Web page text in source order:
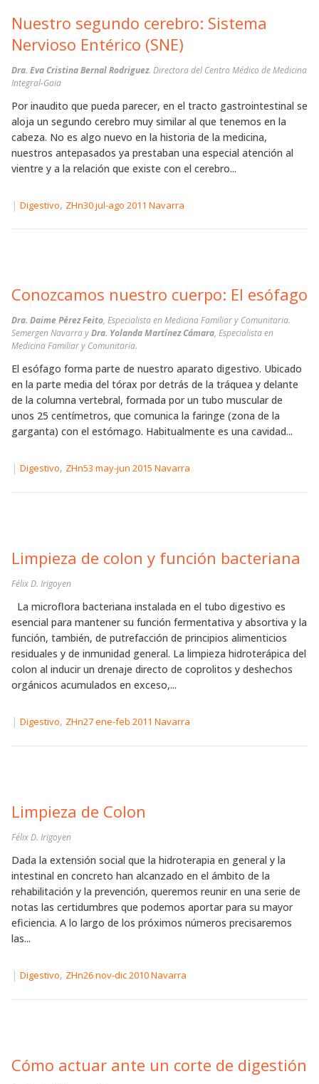
Nuestro segundo cerebro: Sistema
Nervioso Entérico (SNE)
Dra. Eva Cristina Bernal Rodriguez. Directora del Centro Médico de Medicina
Integral-Gaia
Por inaudito que pueda parecer, en el tracto gastrointestinal se
aloja un segundo cerebro muy similar al que tenemos en la
cabeza. No es algo nuevo en la historia de la medicina,
nuestros antepasados ya prestaban una especial atención al
vientre y a la relación que existe con el cerebro...
| Digestivo, ZHn30 jul-ago 2011 Navarra
Conozcamos nuestro cuerpo: El esófago
Dra. Daime Pérez Feito, Especialista en Medicina Familiar y Comunitaria.
Semergen Navarra yDra. Yolanda Martínez Cámara, Especialista en
Medicina Familiar y Comunitaria.
El esófago forma parte de nuestro aparato digestivo. Ubicado
en la parte media del tórax por detrás de la tráquea y delante
de la columna vertebral, formada por un tubo muscular de
unos 25 centímetros, que comunica la faringe (zona de la
garganta) con el estómago. Habitualmente es una cavidad...
| Digestivo, ZHn53 may-jun 2015 Navarra
Limpieza de colon y función bacteriana
Félix D. Irigoyen
La microflora bacteriana instalada en el tubo digestivo es
esencial para mantener su función fermentativa y absortiva y la
función, también, de putrefacción de principios alimenticios
residuales y de inmunidad general. La limpieza hidroterápica del
colon al inducir un drenaje directo de coprolitos y deshechos
orgánicos acumulados en exceso,...
| Digestivo, ZHn27 ene-feb 2011 Navarra
Limpieza de Colon
Félix D. Irigoyen
Dada la extensión social que la hidroterapia en general y la
intestinal en concreto han alcanzado en el ámbito de la
rehabilitación y la prevención, queremos reunir en una serie de
notas las certidumbres que podemos aportar para su mayor
eficiencia. A lo largo de los próximos números precisaremos
las...
| Digestivo, ZHn26 nov-dic 2010 Navarra
Cómo actuar ante un corte de digestión